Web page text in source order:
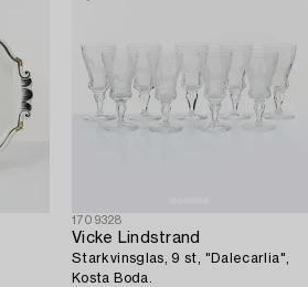
1709328
Vicke Lindstrand
Starkvinsglas, 9 st, "Dalecarlia",
Kosta Boda.